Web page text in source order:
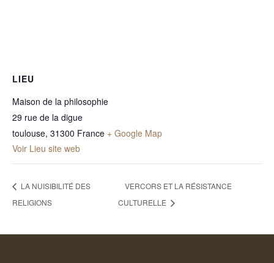
LIEU
Maison de la philosophie
29 rue de la digue
toulouse, 31300 France + Google Map
Voir Lieu site web
LA NUISIBILITÉ DES
RELIGIONS
VERCORS ET LA RÉSISTANCE
CULTURELLE